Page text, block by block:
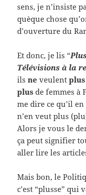
sens, je n’insiste
quèque chose
d’ouverture du
Et donc, je lis “
Télévisions à la
ilsneveulent
plusde femmes à
me dire ce qu’il
n’en veut plus
Alors je vous le
ça peut signifier
aller lire les
Mais bon, le
c’est “plusse” qui